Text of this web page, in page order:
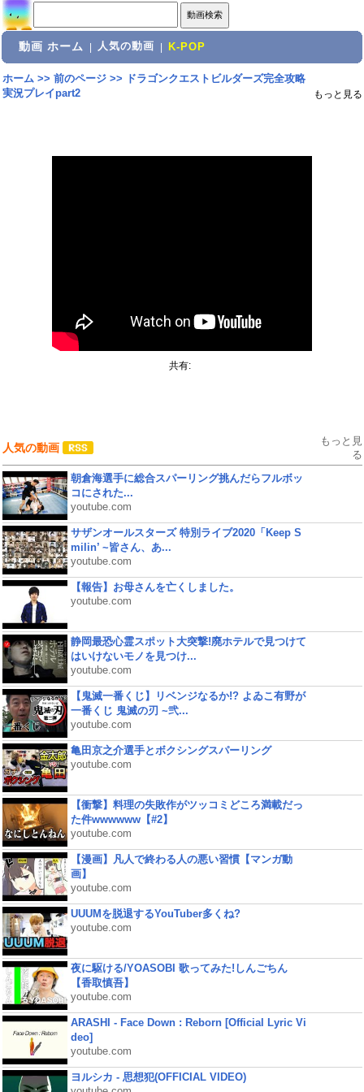
動画 ホーム 人気の動画 K-POP
ホーム>> 前のページ>>
ドラゴンクエストビルダーズ完全攻略
実況プレイpart2
もっと見る
共有:
人気の動画
もっと見
る
朝倉海選手に総合スパーリング挑んだらフルボッ
コにされた...
youtube.com
サザンオールスターズ 特別ライブ2020「Keep S
milin’ ~皆さん、あ...
youtube.com
【報告】お母さんを亡くしました。
youtube.com
静岡最恐心霊スポット大突撃!廃ホテルで見つけて
はいけないモノを見つけ...
youtube.com
【鬼滅一番くじ】リベンジなるか!? よゐこ有野が
一番くじ 鬼滅の刃 ~弐...
youtube.com
亀田京之介選手とボクシングスパーリング
youtube.com
【衝撃】料理の失敗作がツッコミどころ満載だっ
た件wwwwww【#2】
youtube.com
【漫画】凡人で終わる人の悪い習慣【マンガ動
画】
youtube.com
UUUMを脱退するYouTuber多くね?
youtube.com
夜に駆ける/YOASOBI 歌ってみた!しんごちん
【香取慎吾】
youtube.com
ARASHI - Face Down : Reborn [Official Lyric Vi
deo]
youtube.com
ヨルシカ - 思想犯(OFFICIAL VIDEO)